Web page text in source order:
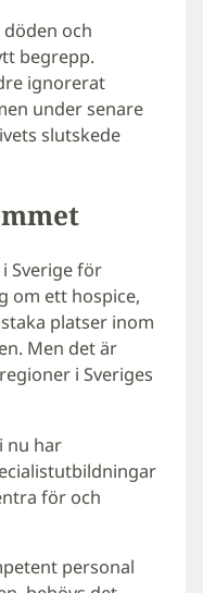
och
begrepp.
ignorerat
under senare
slutskede
Sverige för
om ett hospice,
platser inom
Men det är
i Sveriges
nu har
för och
personal